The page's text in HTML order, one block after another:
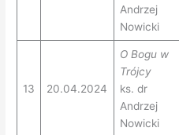
Andrzej
Nowicki
13 20.04.2024
O Bogu w
Trójcy
ks. dr
Andrzej
Nowicki